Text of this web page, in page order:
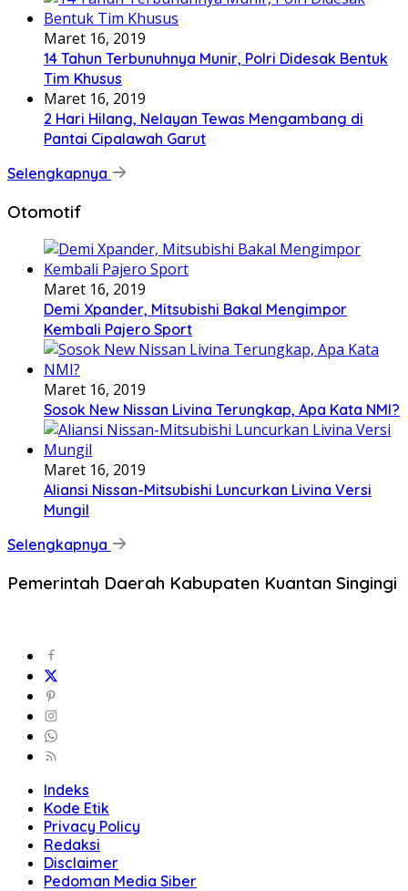
Maret 16, 2019
14 Tahun Terbunuhnya Munir, Polri Didesak Bentuk
Tim Khusus
Maret 16, 2019
2 Hari Hilang, Nelayan Tewas Mengambang di
Pantai Cipalawah Garut
Selengkapnya
Otomotif
Maret 16, 2019
Demi Xpander, Mitsubishi Bakal Mengimpor
Kembali Pajero Sport
Maret 16, 2019
Sosok New Nissan Livina Terungkap, Apa Kata NMI?
Maret 16, 2019
Aliansi Nissan-Mitsubishi Luncurkan Livina Versi
Mungil
Selengkapnya
Pemerintah Daerah Kabupaten Kuantan Singingi
Indeks
Kode Etik
Privacy Policy
Redaksi
Disclaimer
Pedoman Media Siber